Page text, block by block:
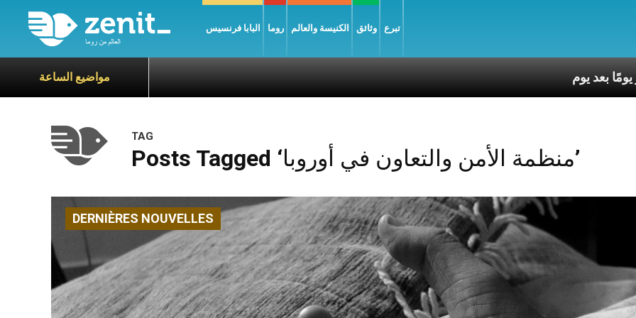
البابا فرنسيس روما الكنيسة والعالم وثائق تبرع
مواضيع الساعة
TAG
Posts Tagged ‘منظمة الأمن والتعاون في أوروبا’
DERNIÈRES NOUVELLES